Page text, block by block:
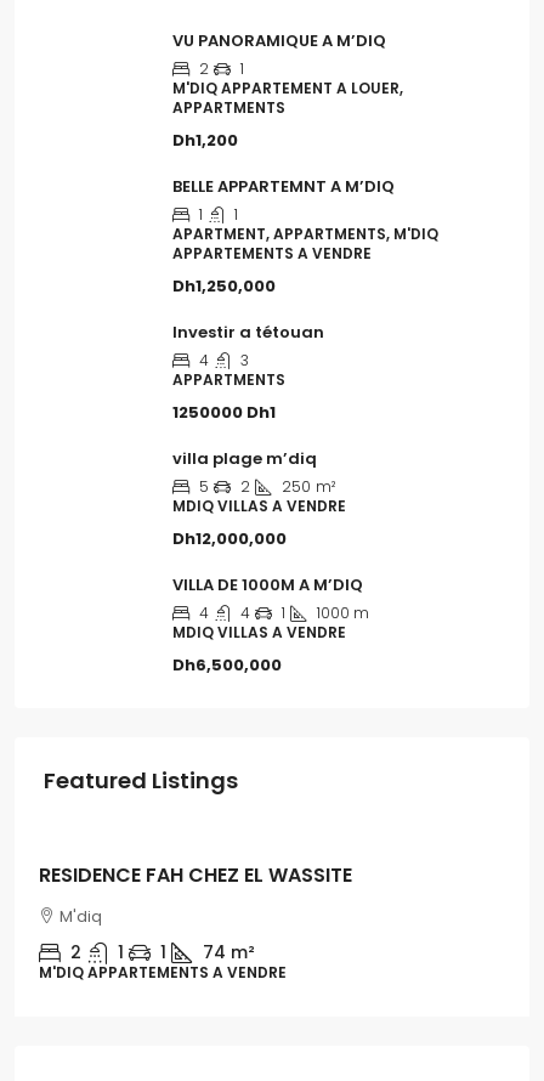
VU PANORAMIQUE A M’DIQ
2
1
M'DIQ APPARTEMENT A LOUER,
APPARTMENTS
Dh1,200
BELLE APPARTEMNT A M’DIQ
1
1
APARTMENT, APPARTMENTS, M'DIQ
APPARTEMENTS A VENDRE
Dh1,250,000
Investir a tétouan
4
3
APPARTMENTS
1250000 Dh1
villa plage m’diq
5 2 250 m²
MDIQ VILLAS A VENDRE
Dh12,000,000
VILLA DE 1000M A M’DIQ
4 4 1
1000 m
MDIQ VILLAS A VENDRE
Dh6,500,000
Featured Listings
RESIDENCE FAH CHEZ EL WASSITE
M'diq
2 1 1 74 m²
M'DIQ APPARTEMENTS A VENDRE